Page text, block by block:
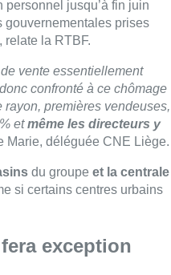
exception
commerciaux de
les habitudes, ont eu
avec le fait qu’on sort à
on se trouve
qui a un impact sur
rgie donc forcément le
arrêtée.